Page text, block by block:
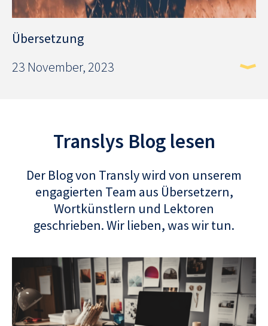
Übersetzung
23 November, 2023
Translys Blog lesen
Der Blog von Transly wird von unserem
engagierten Team aus Übersetzern,
Wortkünstlern und Lektoren
geschrieben. Wir lieben, was wir tun.